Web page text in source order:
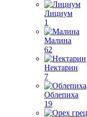
Лициум
1
Малина
62
Нектарин
7
Облепиха
19